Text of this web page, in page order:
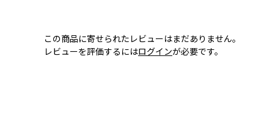
この商品に寄せられたレビューはまだありません。
レビューを評価するにはログインが必要です。